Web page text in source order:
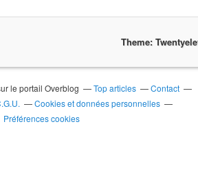
Theme:
le portail Overblog Top articles
Contact
Cookies et données personnelles
Préférences cookies